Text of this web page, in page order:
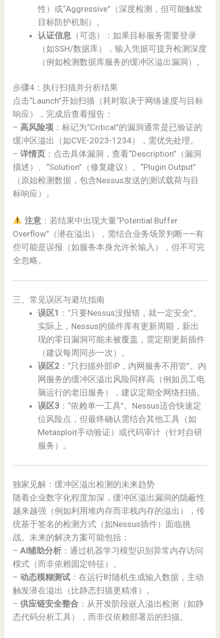
性）或“Aggressive”（深度检测，但可能触发
目标防护机制）。
认证信息 （可选）：如果目标服务需要登录
（如SSH/数据库），输入凭据可提升检测深度
（例如检测数据库服务的缓冲区溢出漏洞）。
步骤4：执行扫描并分析结果
点击“Launch”开始扫描（耗时取决于网络速度与目标
响应），完成后查看报告：
–高风险项 ：标记为“Critical”的漏洞通常是已验证的
缓冲区溢出（如CVE-2023-1234），需优先处理。
–详情页 ：点击具体漏洞，查看“Description”（漏洞
描述）、“Solution”（修复建议）、“Plugin Output”
（原始检测数据，包含Nessus发送的测试载荷与目
标响应）。
注意：若结果中出现大量“Potential Buffer
Overflow”（潜在溢出），需结合业务场景判断——有
些可能是误报（如服务本身允许长输入），但不可完
全忽略。
三、常见误区与避坑指南
误区1 ：“只要Nessus没报错，就一定安全”。
实际上，Nessus的插件库有更新周期，新出
现的零日漏洞可能未被覆盖，需定期更新插件
（建议每周同步一次）。
误区2 ：“只扫描外部IP，内网服务不用管”。内
网服务的缓冲区溢出风险同样高（例如员工电
脑运行的老旧服务），建议定期全网络扫描。
误区3 ：“依赖单一工具”。Nessus适合快速定
位风险点，但最终确认需结合其他工具（如
Metasploit手动验证）或代码审计（针对自研
服务）。
独家见解：缓冲区溢出检测的未来趋势
随着企业数字化程度加深，缓冲区溢出漏洞的隐蔽性
越来越强（例如利用堆内存而非栈内存的溢出），传
统基于签名的检测方式（如Nessus插件）面临挑
战。未来的解决方案可能包括：
–AI辅助分析 ：通过机器学习模型识别异常内存访问
模式（而非依赖固定特征）。
–动态模糊测试 ：在运行时随机生成输入数据，主动
触发潜在溢出（比静态扫描更精准）。
–供应链安全整合 ：从开发阶段嵌入溢出检测（如静
态代码分析工具），而非仅依赖部署后的扫描。